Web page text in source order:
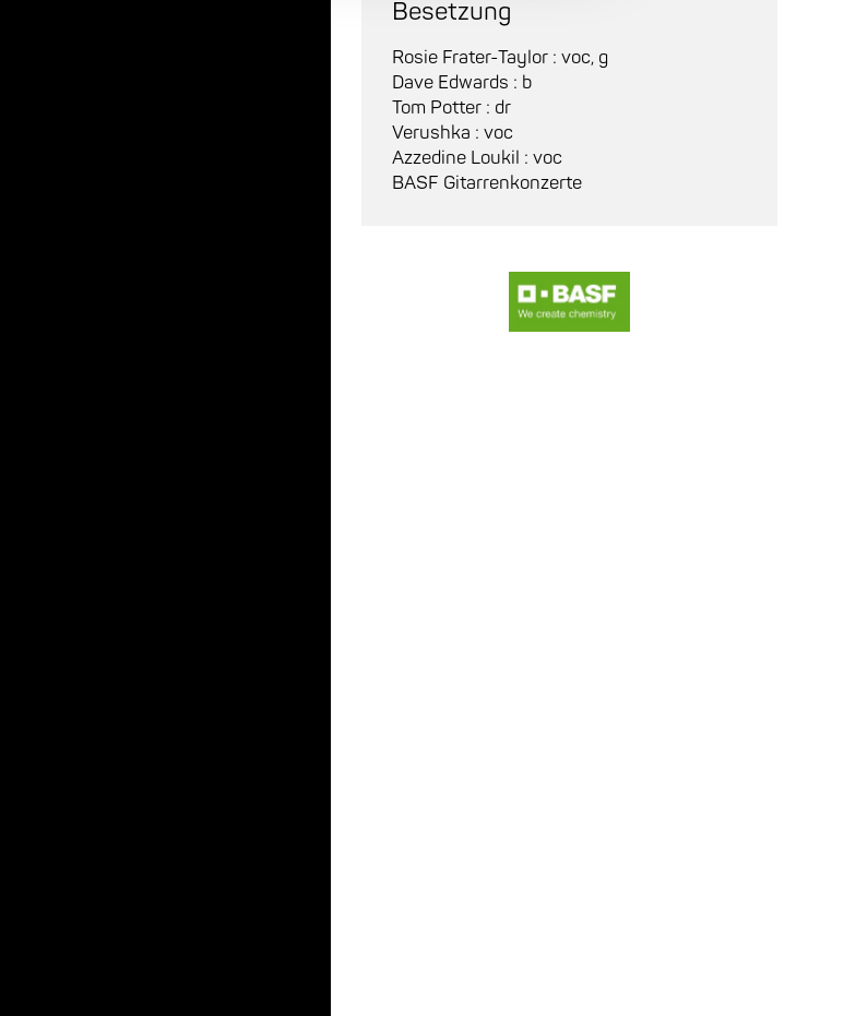
Besetzung
Rosie Frater-Taylor : voc, g
Dave Edwards : b
Tom Potter : dr
Verushka : voc
Azzedine Loukil : voc
BASF Gitarrenkonzerte